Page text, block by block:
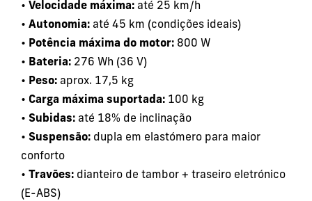
• Velocidade máxima: até 25 km/h
• Autonomia: até 45 km (condições ideais)
• Potência máxima do motor: 800 W
• Bateria: 276 Wh (36 V)
• Peso: aprox. 17,5 kg
• Carga máxima suportada: 100 kg
• Subidas: até 18% de inclinação
• Suspensão: dupla em elastómero para maior
conforto
• Travões: dianteiro de tambor + traseiro eletrónico
(E-ABS)